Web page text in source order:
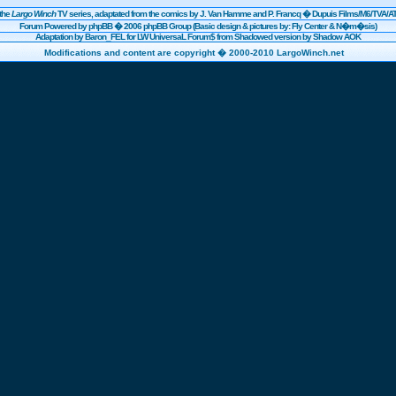
Largo WinchTV series, adaptated from the comics by J. Van Hamme and P. Francq �DupuisFilms/M6/TVA/
Forum Powered byphpBB� 2006 phpBB Group (Basic design & pictures by: Fly Center & N�m�sis)
Adaptation by Baron_FEL for LW UniversaL Forum$ from Shadowed version by Shadow AOK
Modifications and content are copyright � 2000-2010 LargoWinch.net